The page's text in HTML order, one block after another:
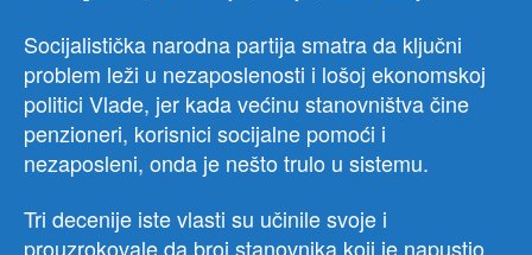
Socijalistička narodna partija smatra da ključni
problem leži u nezaposlenosti i lošoj ekonomskoj
politici Vlade, jer kada većinu stanovništva čine
penzioneri, korisnici socijalne pomoći i
nezaposleni, onda je nešto trulo u sistemu.
Tri decenije iste vlasti su učinile svoje i
prouzrokovale da broj stanovnika koji je napustio